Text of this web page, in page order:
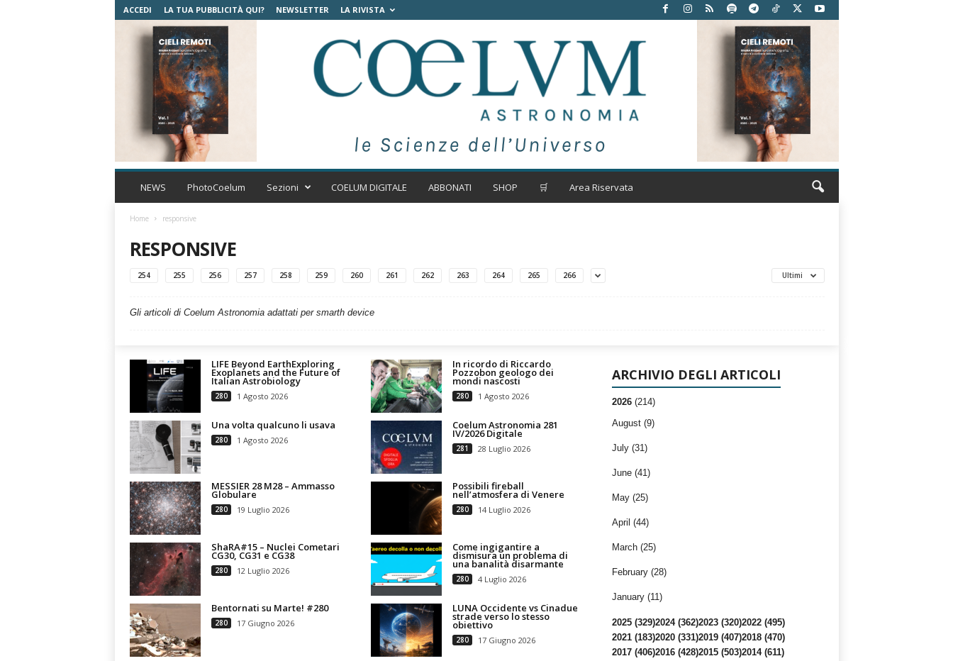
ACCEDI LA TUA PUBBLICITÀ QUI? NEWSLETTER LA RIVISTA
C
s
o
m
i
NEWS PhotoCoelum Sezioni COELUM DIGITALE ABBONATI SHOP 🛒 Area Riservata
Home responsive
RESPONSIVE
254 255 256 257 258 259 260 261 262 263 264 265 266 Ultimi
Gli articoli di Coelum Astronomia adattati per smarth device
LIFE Beyond EarthExploring
Exoplanets and the Future of
Italian Astrobiology
280 1 Agosto 2026
In ricordo di Riccardo
Pozzobon geologo dei
mondi nascosti
280 1 Agosto 2026
Una volta qualcuno li usava
280 1 Agosto 2026
Coelum Astronomia 281
IV/2026 Digitale
281 28 Luglio 2026
MESSIER 28 M28 – Ammasso
Globulare
280 19 Luglio 2026
Possibili fireball
nell’atmosfera di Venere
280 14 Luglio 2026
ShaRA#15 – Nuclei Cometari
CG30, CG31 e CG38
280 12 Luglio 2026
Come ingigantire a
dismisura un problema di
una banalità disarmante
280 4 Luglio 2026
Bentornati su Marte! #280
280 17 Giugno 2026
LUNA Occidente vs Cinadue
strade verso lo stesso
obiettivo
280 17 Giugno 2026
ARCHIVIO DEGLI ARTICOLI
2026 (214)
August (9)
July (31)
June (41)
May (25)
April (44)
March (25)
February (28)
January (11)
2025 (329)2024 (362)2023 (320)2022 (495)
2021 (183)2020 (331)2019 (407)2018 (470)
2017 (406)2016 (428)2015 (503)2014 (611)